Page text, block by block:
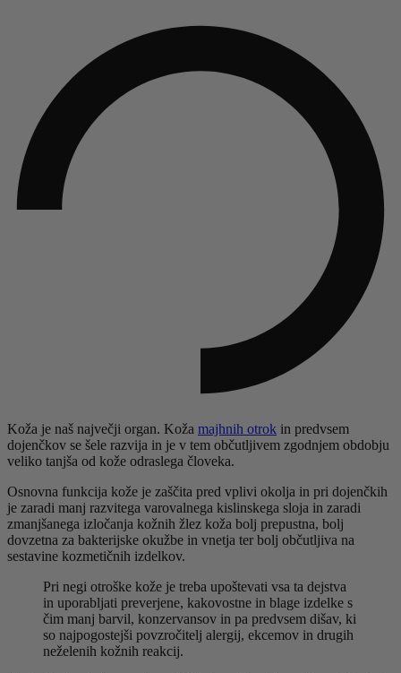
Koža je naš največji organ. Koža majhnih otrok in predvsem
dojenčkov se šele razvija in je v tem občutljivem zgodnjem obdobju
veliko tanjša od kože odraslega človeka.
Osnovna funkcija kože je zaščita pred vplivi okolja in pri dojenčkih
je zaradi manj razvitega varovalnega kislinskega sloja in zaradi
zmanjšanega izločanja kožnih žlez koža bolj prepustna, bolj
dovzetna za bakterijske okužbe in vnetja ter bolj občutljiva na
sestavine kozmetičnih izdelkov.
Pri negi otroške kože je treba upoštevati vsa ta dejstva
in uporabljati preverjene, kakovostne in blage izdelke s
čim manj barvil, konzervansov in pa predvsem dišav, ki
so najpogostejši povzročitelj alergij, ekcemov in drugih
neželenih kožnih reakcij.